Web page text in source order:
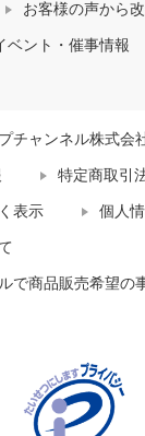
お客様の声から
ベント・催事情報
チャンネル株式会
特定商取引
表示 個人
で商品販売希望の